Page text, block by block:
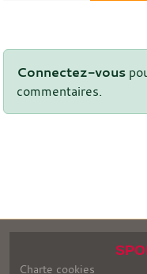
Connectez-vous
commentaires.
Charte cookies